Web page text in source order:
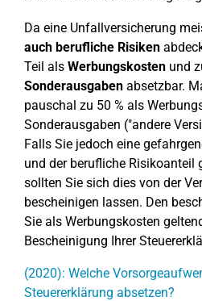
Da eine Unfallversicherung
auch berufliche Risiken
Teil als Werbungskosten und
Sonderausgaben absetzbar.
pauschal zu 50 % als
Sonderausgaben ("andere
Falls Sie jedoch eine
und der berufliche Risikoanteil
sollten Sie sich dies von der
bescheinigen lassen. Den
Sie als Werbungskosten
Bescheinigung Ihrer
(2020): Welche
Steuererklärung absetzen?